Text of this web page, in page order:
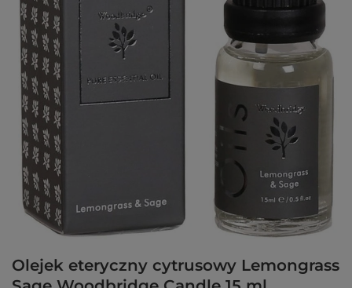
Olejek eteryczny cytrusowy Lemongrass